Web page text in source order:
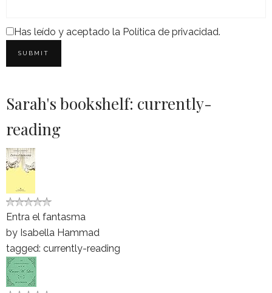
Has leído y aceptado la Política de privacidad.
Sarah's bookshelf: currently-
reading
Entra el fantasma
by Isabella Hammad
tagged: currently-reading